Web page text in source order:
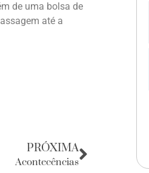
de uma bolsa de
até a
PRÓXIMA
Acontecências